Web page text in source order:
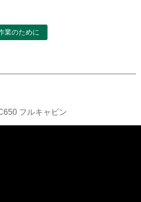
業のために
フルキャビン